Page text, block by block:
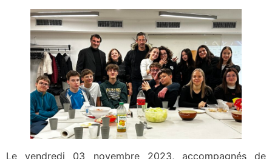
Le vendredi 03 novembre 2023, accompagnés de